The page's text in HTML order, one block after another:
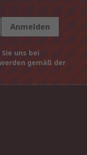
Anmelden
uns bei
gemäß der